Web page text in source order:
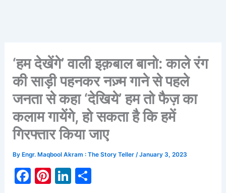
‘हम देखेंगे’ वाली इक़बाल बानो: काले रंग
की साड़ी पहनकर नज़्म गाने से पहले
जनता से कहा ‘देखिये’ हम तो फैज़ का
कलाम गायेंगे, हो सकता है कि हमें
गिरफ्तार किया जाए
By Engr. Maqbool Akram : The Story Teller/January 3, 2023
F
Pi Li